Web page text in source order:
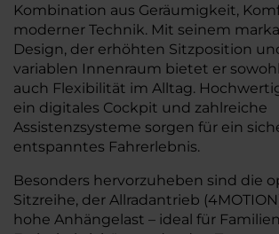
Kombination aus Geräumigkeit,
moderner Technik. Mit seinem
Design, der erhöhten Sitzposition
variablen Innenraum bietet er
auch Flexibilität im Alltag.
ein digitales Cockpit und zahlreiche
Assistenzsysteme sorgen für ein
entspanntes Fahrerlebnis.
Besonders hervorzuheben sind die
Sitzreihe, der Allradantrieb
hohe Anhängelast – ideal für